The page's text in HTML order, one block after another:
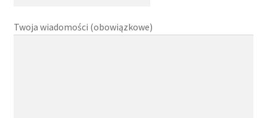
Twoja wiadomości (obowiązkowe)